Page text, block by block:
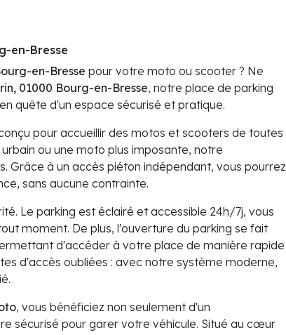
en-Bresse
en-Bresse pour votre moto ou scooter ? Ne
01000 Bourg-en-Bresse, notre place de parking
quête d'un espace sécurisé et pratique.
pour accueillir des motos et scooters de toutes
ou une moto plus imposante, notre
Grâce à un accès piéton indépendant, vous pourrez
sans aucune contrainte.
Le parking est éclairé et accessible 24h/7j, vous
moment. De plus, l'ouverture du parking se fait
d'accéder à votre place de manière rapide
d'accès oubliées : avec notre système moderne,
, vous bénéficiez non seulement d'un
sécurisé pour garer votre véhicule. Situé au cœur